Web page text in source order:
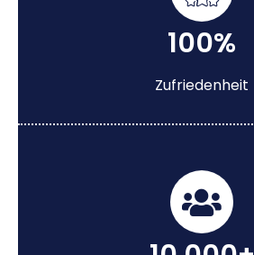
100%
Zufriedenheit